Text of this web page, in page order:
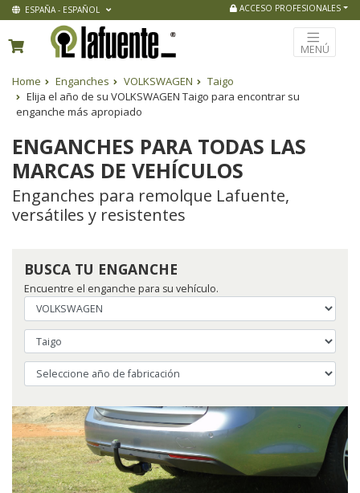
ESPAÑA - ESPAÑOL ACCESO PROFESIONALES
MENÚ
Home Enganches VOLKSWAGEN
Taigo
Elija el año de su VOLKSWAGEN Taigo para encontrar su
enganche más apropiado
ENGANCHES PARA TODAS LAS
MARCAS DE VEHÍCULOS
Enganches para remolque Lafuente,
versátiles y resistentes
BUSCA TU ENGANCHE
Encuentre el enganche para su vehículo.